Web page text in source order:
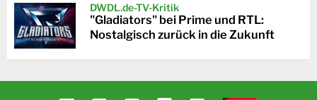
DWDL.de-TV-Kritik
"Gladiators" bei Prime und RTL:
Nostalgisch zurück in die Zukunft